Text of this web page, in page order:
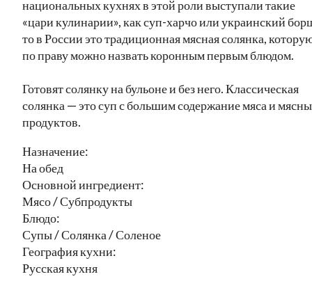
национальных кухнях в этой роли выступали такие
«цари кулинарии», как суп-харчо или украинский
то в России это традиционная мясная солянка,
по праву можно назвать коронным первым блюдом.
Готовят солянку на бульоне и без него. Классическая
солянка — это суп с большим содержание мяса и
продуктов.
Назначение:
На обед
Основной ингредиент:
Мясо / Субпродукты
Блюдо:
Супы / Солянка / Соленое
География кухни:
Русская кухня